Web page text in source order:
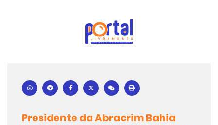
Presidente da Abracrim Bahia